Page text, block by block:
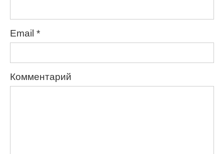
Email *
Комментарий